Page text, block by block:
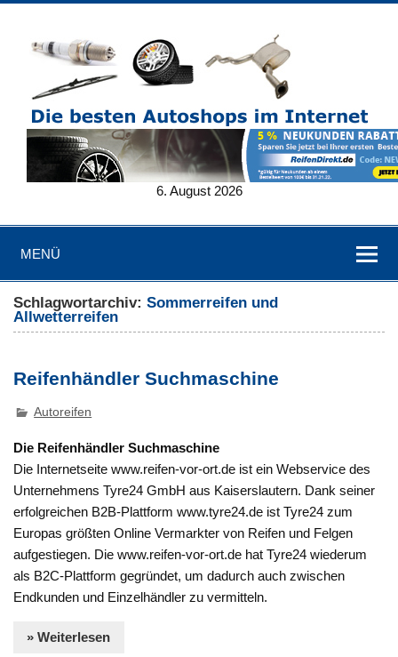
6. August 2026
MENÜ
Schlagwortarchiv:Sommerreifen und
Allwetterreifen
Reifenhändler Suchmaschine
Autoreifen
Die Reifenhändler Suchmaschine
Die Internetseite www.reifen-vor-ort.de ist ein Webservice des
Unternehmens Tyre24 GmbH aus Kaiserslautern. Dank seiner
erfolgreichen B2B-Plattform www.tyre24.de ist Tyre24 zum
Europas größten Online Vermarkter von Reifen und Felgen
aufgestiegen. Die www.reifen-vor-ort.de hat Tyre24 wiederum
als B2C-Plattform gegründet, um dadurch auch zwischen
Endkunden und Einzelhändler zu vermitteln.
» Weiterlesen